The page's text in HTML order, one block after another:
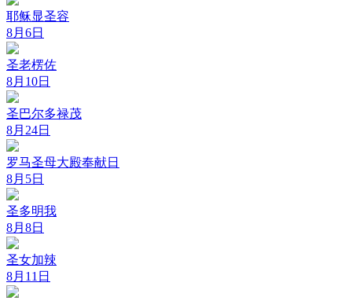
耶稣显圣容
8月6日
圣老楞佐
8月10日
圣巴尔多禄茂
8月24日
罗马圣母大殿奉献日
8月5日
圣多明我
8月8日
圣女加辣
8月11日